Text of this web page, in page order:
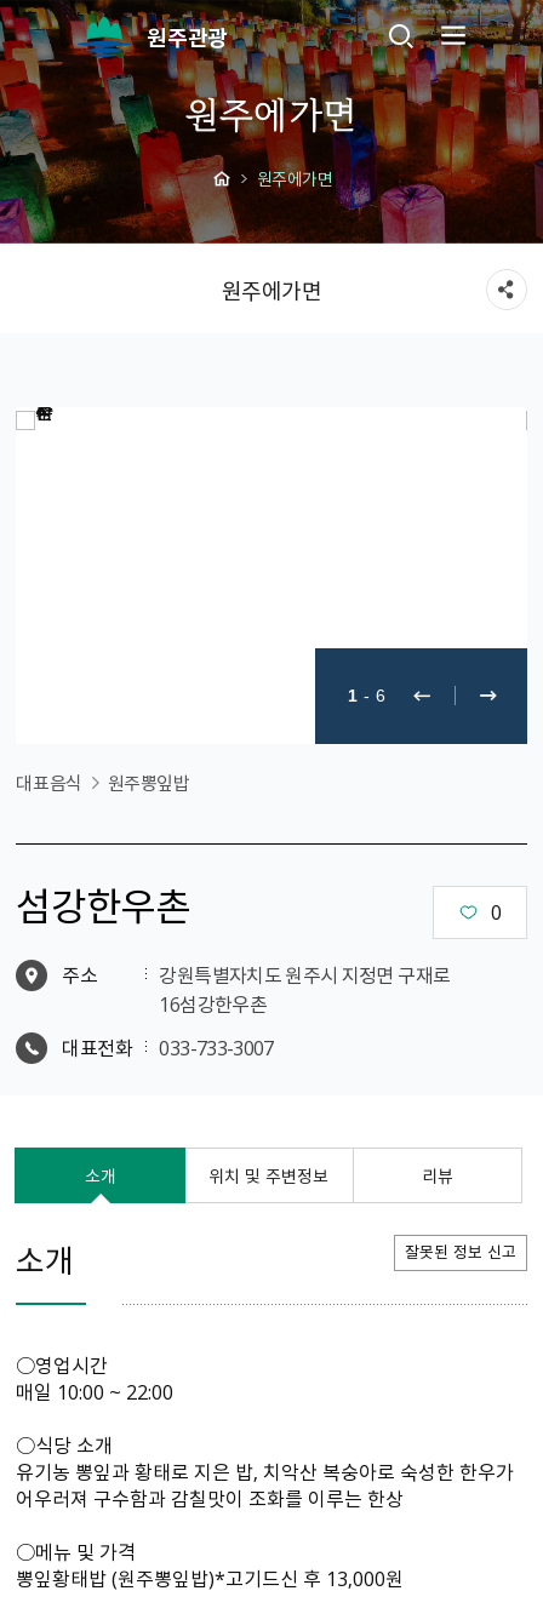
원주관광
원주에가면
원주에가면
원주에가면
1 - 6
대표음식 원주뽕잎밥
섬강한우촌 0
주소
강원특별자치도 원주시 지정면 구재로
16섬강한우촌
대표전화
033-733-3007
소개 위치 및 주변정보 리뷰
소개 잘못된 정보 신고
○영업시간
매일 10:00 ~ 22:00
○식당 소개
유기농 뽕잎과 황태로 지은 밥, 치악산 복숭아로 숙성한 한우가
어우러져 구수함과 감칠맛이 조화를 이루는 한상
○메뉴 및 가격
뽕잎황태밥 (원주뽕잎밥)*고기드신 후 13,000원